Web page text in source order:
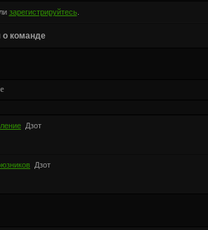
зарегистрируйтесь.
команде
Дзот
Дзот